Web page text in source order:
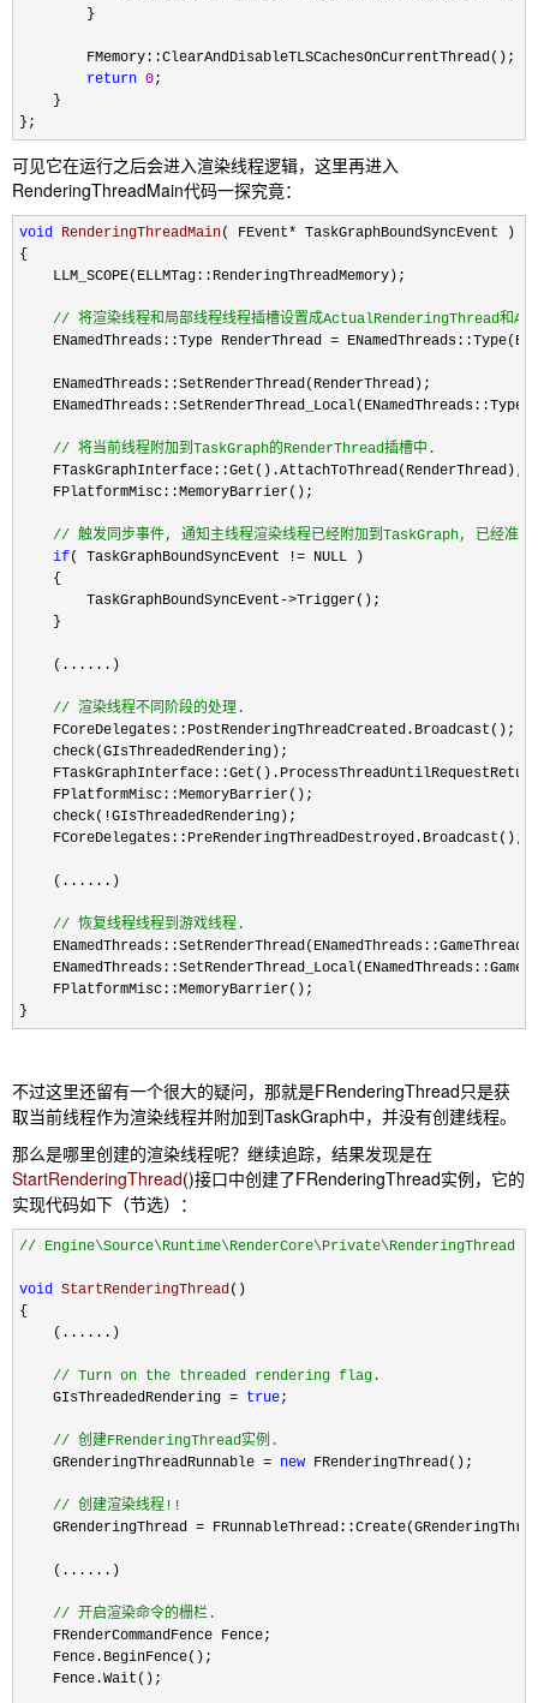
        }
        FMemory::ClearAndDisableTLSCachesOnCurrentThread();
return 0;
    }
};
可见它在运行之后会进入渲染线程逻辑，这里再进入
RenderingThreadMain代码一探究竟：
void RenderingThreadMain( FEvent* TaskGraphBoundSyncEvent )
{
    LLM_SCOPE(ELLMTag::RenderingThreadMemory);
// 将渲染线程和局部线程线程插槽设置成ActualRenderingThread
    ENamedThreads::Type RenderThread =
    ENamedThreads::SetRenderThread(RenderThread);
// 将当前线程附加到TaskGraph的RenderThread插槽中.
    FTaskGraphInterface::Get().AttachToThread(RenderThread);
    FPlatformMisc::MemoryBarrier();
// 触发同步事件, 通知主线程渲染线程已经附加到TaskGraph, 已经准备
if( TaskGraphBoundSyncEvent != NULL )
    {
        TaskGraphBoundSyncEvent
->Trigger();
    }
    (......)
// 渲染线程不同阶段的处理.
    FCoreDelegates::PostRenderingThreadCreated.Broadcast();
    check(GIsThreadedRendering);
    FPlatformMisc::MemoryBarrier();
    check(
!GIsThreadedRendering);
    FCoreDelegates::PreRenderingThreadDestroyed.Broadcast();
    (......)
// 恢复线程线程到游戏线程.
    FPlatformMisc::MemoryBarrier();
}
不过这里还留有一个很大的疑问，那就是FRenderingThread只是获
取当前线程作为渲染线程并附加到TaskGraph中，并没有创建线程。
那么是哪里创建的渲染线程呢？继续追踪，结果发现是在
StartRenderingThread()接口中创建了FRenderingThread实例，它的
实现代码如下（节选）：
//
void StartRenderingThread()
{
    (......)
// Turn on the threaded rendering flag.
    GIsThreadedRendering =
true;
// 创建FRenderingThread实例.
    GRenderingThreadRunnable =
new FRenderingThread();
// 创建渲染线程!!
GRenderingThread =
    (......)
// 开启渲染命令的栅栏.
    FRenderCommandFence Fence;
    Fence.BeginFence();
    Fence.Wait();